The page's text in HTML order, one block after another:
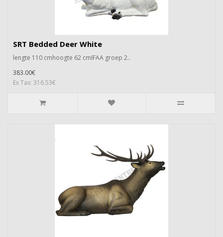
SRT Bedded Deer White
lengte 110 cmhoogte 62 cmIFAA groep 2..
383.00€
Ex Tax: 316.53€